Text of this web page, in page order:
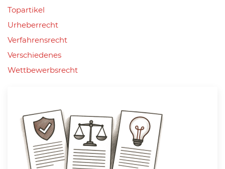
Topartikel
Urheberrecht
Verfahrensrecht
Verschiedenes
Wettbewerbsrecht